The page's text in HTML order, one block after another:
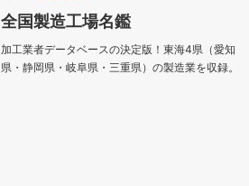
全国製造工場名鑑
加工業者データベースの決定版！東海4県（愛知
県・静岡県・岐阜県・三重県）の製造業を収録。